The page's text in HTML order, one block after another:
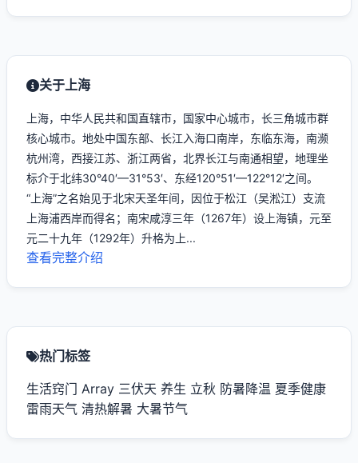
关于上海
上海，中华人民共和国直辖市，国家中心城市，长三角城市群
核心城市。地处中国东部、长江入海口南岸，东临东海，南濒
杭州湾，西接江苏、浙江两省，北界长江与南通相望，地理坐
标介于北纬30°40′—31°53′、东经120°51′—122°12′之间。
“上海”之名始见于北宋天圣年间，因位于松江（吴淞江）支流
上海浦西岸而得名；南宋咸淳三年（1267年）设上海镇，元至
元二十九年（1292年）升格为上...
查看完整介绍
热门标签
生活窍门 Array 三伏天 养生 立秋 防暑降温 夏季健康
雷雨天气 清热解暑 大暑节气